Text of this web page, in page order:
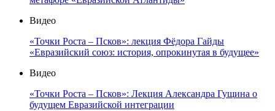
Видео
«Точки Роста – Псков»: лекция Фёдора Гайды
«Евразийский союз: история, опрокинутая в будущее»
Видео
«Точки Роста – Псков»: Лекция Александра Гущина о
будущем Евразийской интеграции